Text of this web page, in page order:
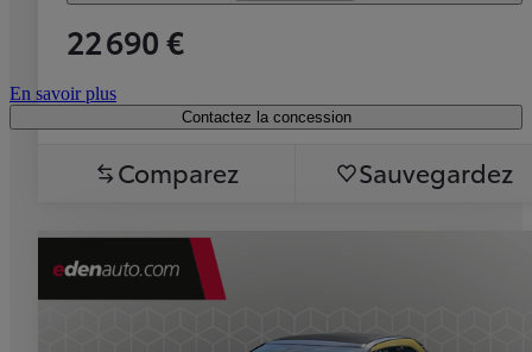
22 690 €
En savoir plus
Contactez la concession
Comparez Sauvegardez